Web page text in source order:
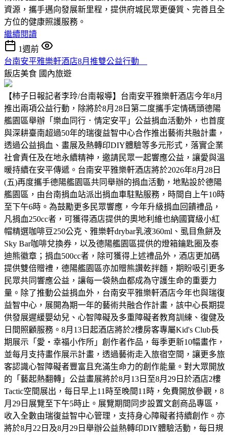
資源，攜手邁向發展新里程，提供府城民眾更優質、完善且全
方位的健康照護服務。
繼續閱讀
1週前
台南安平雅樂軒酒店8月推雙公益行動
飯店美食 國內旅遊
【柿子日報記者李玲/台南報導】台南安平雅樂軒酒店今年8月
推出兩項公益行動，除將於8月28日第二度攜手定情碼頭德陽
艦園區舉辦「樂血同行．情定安平」公益捐血活動外，也首度
與深耕臺南超過50年的瑞復益智中心合作推出藝術共融計畫，
透過公益捐血、畫展及熱轉印DIY體驗等多元形式，落實企業
社會責任及在地永續精神，邀請民眾一起響應公益，讓愛與溫
暖持續在安平傳遞。台南安平雅樂軒酒店將於2026年8月28日
(五)再度攜手德陽艦園區共同舉辦的捐血活動，地點設於德陽
艦園區，由台南捐血站派出捐血車駐點服務，時間自上午10時
至下午6時。為鼓勵更多民眾響應，今年升級捐血回饋禮品，
凡捐血250cc者，可獲得酒店提供的奧地利維也納國寶級小紅
帽精選咖啡豆250公克、雅樂軒drybar乳液360ml、虱目魚餅及
Sky Bar咖啡兌換券，以及德陽艦園區提供的燈箱鑰匙圈及泰
迪熊徽章；捐血500cc者，除可獲得上述禮品外，酒店更加碼
提供雙倍贈禮，德陽艦園區亦加贈熊讚乾拌麵，期盼吸引更多
民眾共同響應公益，讓每一袋熱血都成為守護生命的重要力
量。除了推動公益捐血外，台南安平雅樂軒酒店今年也與瑞復
益智中心，展開為期一年的藝術共融合作計畫，該中心長期提
供發展遲緩嬰幼兒、心智障礙及多重障礙者教育訓練、復健及
日間照顧服務。8月13日起酒店將於2樓房客專屬Kid's Club長
期展示「愛・幸福小作所」創作者作品，每季更新10幅畫作，
並每月支持畫作展示計畫，透過藝術走入旅宿空間，讓更多旅
客認識心智障礙者豐富且充滿生命力的創作能量。對大眾開放
的「藝起熱翻轉」公益畫展將於8月13日至8月29日於酒店2樓
Tactic空間展出，每日早上11時至晚間11時，免費開放參觀，8
月29日展覽至下午5時止。展覽期間同步設置文創商品專區，
收入全數由瑞復益智中心管理，支持身心障礙者持續創作。亦
將於8月22日及8月29日舉辦公益熱轉印DIY體驗活動，每日規